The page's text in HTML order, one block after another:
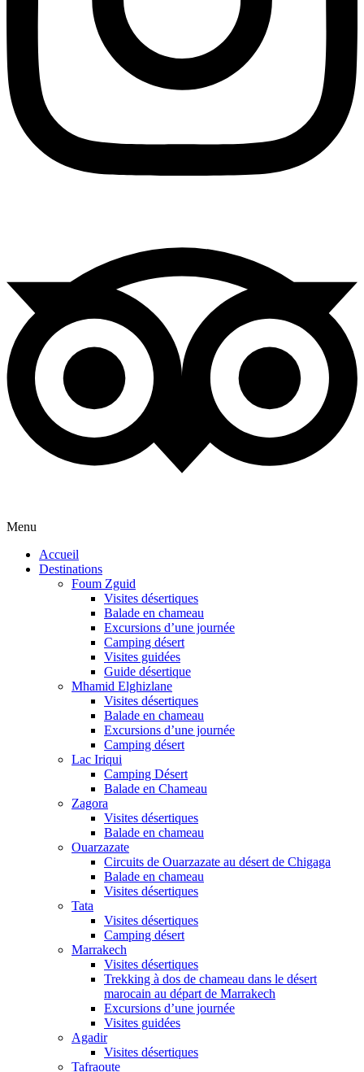
Menu
Accueil
Destinations
Foum Zguid
Visites désertiques
Balade en chameau
Excursions d’une journée
Camping désert
Visites guidées
Guide désertique
Mhamid Elghizlane
Visites désertiques
Balade en chameau
Excursions d’une journée
Camping désert
Lac Iriqui
Camping Désert
Balade en Chameau
Zagora
Visites désertiques
Balade en chameau
Ouarzazate
Circuits de Ouarzazate au désert de Chigaga
Balade en chameau
Visites désertiques
Tata
Visites désertiques
Camping désert
Marrakech
Visites désertiques
Trekking à dos de chameau dans le désert
marocain au départ de Marrakech
Excursions d’une journée
Visites guidées
Agadir
Visites désertiques
Tafraoute